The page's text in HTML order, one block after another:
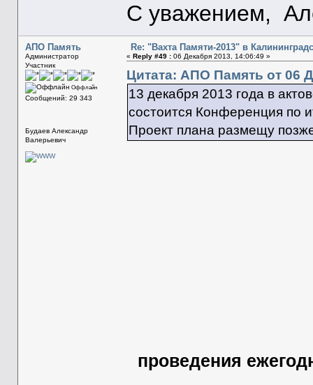
С уважением,
АПО Память
Администратор
Участник
Оффлайн
Сообщений: 29 343
Будаев Александр
Валерьевич
Re: "Вахта Памяти-2013" в
« Reply #49 :06 Декабря 2013, 14:06:49 »
Цитата: АПО Память от 06
13 декабря 2013 года в
состоится Конференция по
Проект плана размещу
проведения